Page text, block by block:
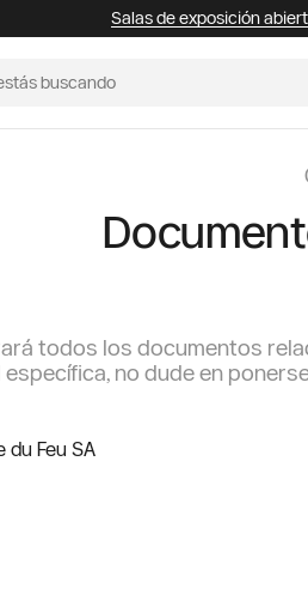
Salas de exposición
todos los documentos
no dude en
Feu SA